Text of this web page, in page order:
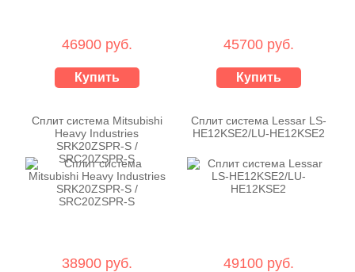
46900 руб.
Купить
45700 руб.
Купить
Сплит система Mitsubishi
Heavy Industries
SRK20ZSPR-S /
SRC20ZSPR-S
38900 руб.
Сплит система Lessar LS-
HE12KSE2/LU-HE12KSE2
49100 руб.